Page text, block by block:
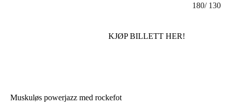
180/ 130
KJØP BILLETT HER!
Muskuløs powerjazz med rockefot